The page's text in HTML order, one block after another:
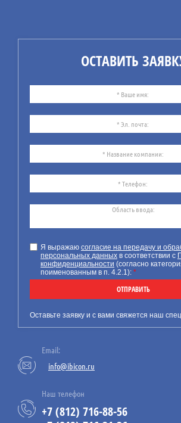
Компания ИБИКОН
предлагает Вашему
вниманию информацию по
использования системы
управления безопасностью
документации на маломерное
Компания ИБИКОН
предлагает Вашему
вниманию информацию по
новым обязательным
требованиям к технической
маломерные суда.
ОСТАВИТЬ
Я выражаю согласие на передачу и
персональных данных в соответствии с
конфиденциальности (согласно
поименованным в п. 4.2.1): *
ОТПРАВИТЬ
Оставьте заявку и с вами свяжется наш
Email:
info@ibicon.ru
Наш телефон
+7 (812) 716-88-56